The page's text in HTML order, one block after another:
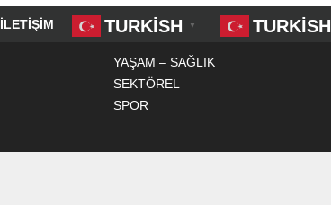
İLETIŞIM TURKISH ▼ TURKISH
YAŞAM – SAĞLIK
SEKTÖREL
SPOR